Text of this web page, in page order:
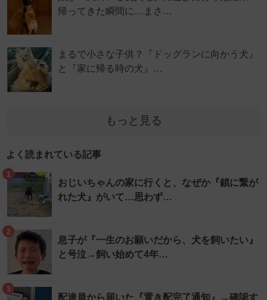
帰ってきた瞬間に…まさ…
まるで小さな子供？『ドッグランに向かう犬』
と『家に帰る時の犬』…
もっと見る
よく読まれている記事
1
おじいちゃんの家に行くと、なぜか『鎖に繋が
れた犬』がいて…思わず…
2
息子が『一生のお願いだから、犬を飼いたい』
と号泣→飼い始めて4年…
3
配達員から届いた『置き配完了通知』→確認す